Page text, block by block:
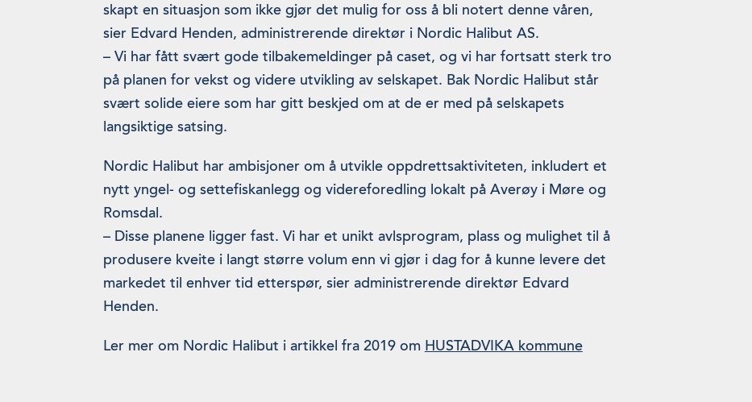
skapt en situasjon som ikke gjør det mulig for oss å bli notert denne våren,
sier Edvard Henden, administrerende direktør i Nordic Halibut AS.
– Vi har fått svært gode tilbakemeldinger på caset, og vi har fortsatt sterk tro
på planen for vekst og videre utvikling av selskapet. Bak Nordic Halibut står
svært solide eiere som har gitt beskjed om at de er med på selskapets
langsiktige satsing.
Nordic Halibut har ambisjoner om å utvikle oppdrettsaktiviteten, inkludert et
nytt yngel- og settefiskanlegg og videreforedling lokalt på Averøy i Møre og
Romsdal.
– Disse planene ligger fast. Vi har et unikt avlsprogram, plass og mulighet til å
produsere kveite i langt større volum enn vi gjør i dag for å kunne levere det
markedet til enhver tid etterspør, sier administrerende direktør Edvard
Henden.
Ler mer om Nordic Halibut i artikkel fra 2019 om HUSTADVIKA kommune